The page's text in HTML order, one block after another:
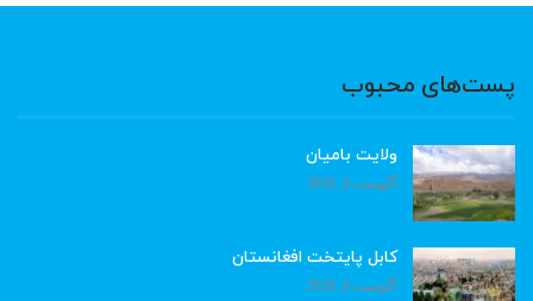
پست‌های محبوب
ولایت بامیان
آگوست 6, 2026
کابل پایتخت افغانستان
آگوست 6, 2026